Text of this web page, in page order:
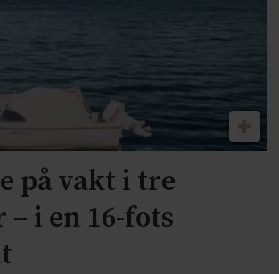
på vakt i tre
– i en 16-fots